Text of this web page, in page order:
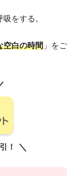
をする。
空白の時間 」をご
！